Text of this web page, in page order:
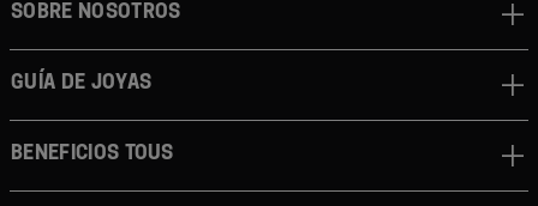
SOBRE NOSOTROS
GUÍA DE JOYAS
BENEFICIOS TOUS